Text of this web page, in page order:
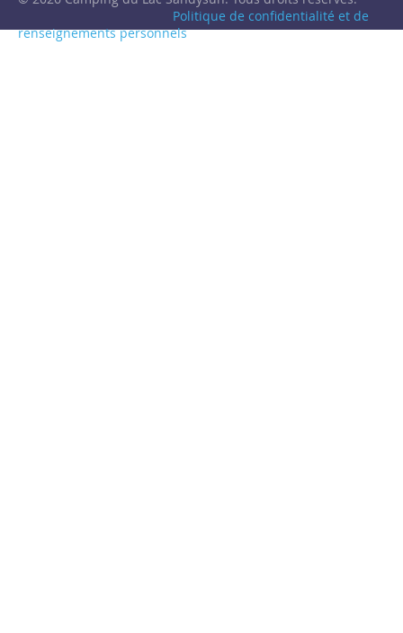
Politique de confidentialité et de
renseignements personnels